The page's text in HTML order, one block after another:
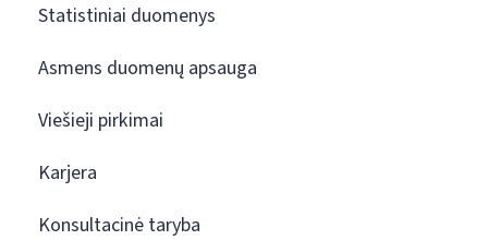
Statistiniai duomenys
Asmens duomenų apsauga
Viešieji pirkimai
Karjera
Konsultacinė taryba